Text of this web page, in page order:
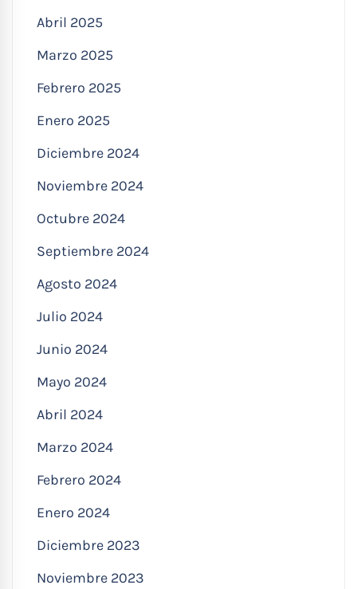
Abril 2025
Marzo 2025
Febrero 2025
Enero 2025
Diciembre 2024
Noviembre 2024
Octubre 2024
Septiembre 2024
Agosto 2024
Julio 2024
Junio 2024
Mayo 2024
Abril 2024
Marzo 2024
Febrero 2024
Enero 2024
Diciembre 2023
Noviembre 2023